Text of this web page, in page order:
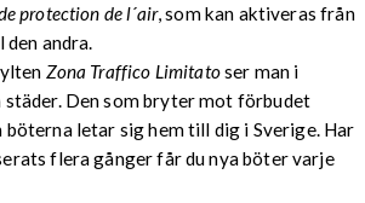
protection de l´air, som kan aktiveras från
andra.
Zona Traffico Limitatoser man i
städer. Den som bryter mot förbudet
letar sig hem till dig i Sverige. Har
flera gånger får du nya böter varje